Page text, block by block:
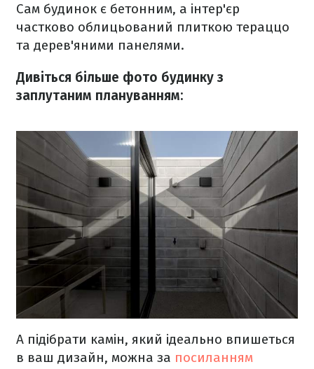
Сам будинок є бетонним, а інтер'єр
частково облицьований плиткою тераццо
та дерев'яними панелями.
Дивіться більше фото будинку з
заплутаним плануванням:
А підібрати камін, який ідеально впишеться
в ваш дизайн, можна за посиланням